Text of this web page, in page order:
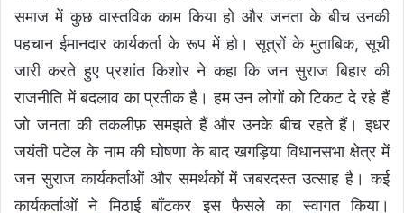
समाज में कुछ वास्तविक काम किया हो और जनता के बीच उनकी
पहचान ईमानदार कार्यकर्ता के रूप में हो। सूत्रों के मुताबिक, सूची
जारी करते हुए प्रशांत किशोर ने कहा कि जन सुराज बिहार की
राजनीति में बदलाव का प्रतीक है। हम उन लोगों को टिकट दे रहे हैं
जो जनता की तकलीफ़ समझते हैं और उनके बीच रहते हैं। इधर
जयंती पटेल के नाम की घोषणा के बाद खगड़िया विधानसभा क्षेत्र में
जन सुराज कार्यकर्ताओं और समर्थकों में जबरदस्त उत्साह है। कई
कार्यकर्ताओं ने मिठाई बाँटकर इस फैसले का स्वागत किया।